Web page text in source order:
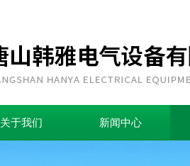
关于我们 新闻中心